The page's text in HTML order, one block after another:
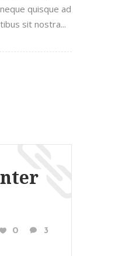
quisque ad
sit nostra...
0
3